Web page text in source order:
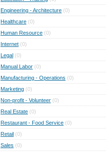
Engineering - Architecture (0)
Healthcare (0)
Human Resource (0)
Internet (0)
Legal (0)
Manual Labor (0)
Manufacturing - Operations (0)
Marketing (0)
Non-profit - Volunteer (0)
Real Estate (0)
Restaurant - Food Service (0)
Retail (0)
Sales (0)